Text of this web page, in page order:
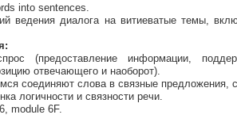
into sentences.
ведения диалога на витиеватые темы,
(предоставление информации,
отвечающего и наоборот).
соединяют слова в связные предложения,
логичности и связности речи.
module 6F.